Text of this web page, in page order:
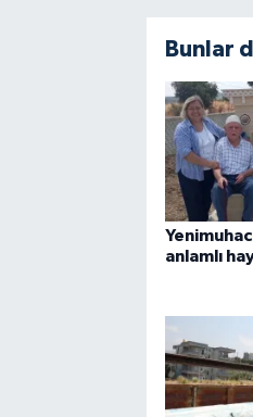
Bunlar
anlamlı